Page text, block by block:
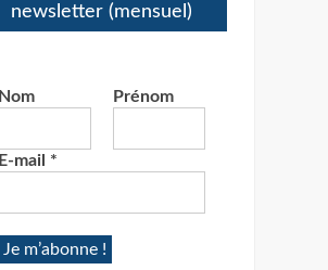
newsletter (mensuel)
Nom Prénom
E-mail *